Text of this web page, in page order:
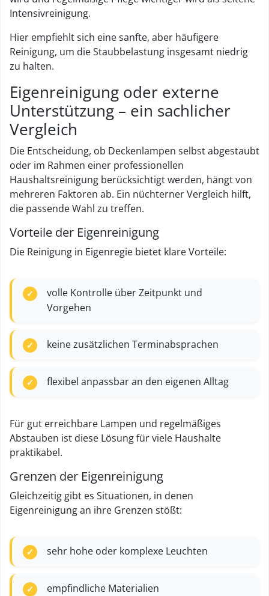
Intensivreinigung.
Hier empfiehlt sich eine sanfte, aber häufigere
Reinigung, um die Staubbelastung insgesamt niedrig
zu halten.
Eigenreinigung oder externe
Unterstützung – ein sachlicher
Vergleich
Die Entscheidung, ob Deckenlampen selbst abgestaubt
oder im Rahmen einer professionellen
Haushaltsreinigung berücksichtigt werden, hängt von
mehreren Faktoren ab. Ein nüchterner Vergleich hilft,
die passende Wahl zu treffen.
Vorteile der Eigenreinigung
Die Reinigung in Eigenregie bietet klare Vorteile:
volle Kontrolle über Zeitpunkt und
Vorgehen
keine zusätzlichen Terminabsprachen
flexibel anpassbar an den eigenen Alltag
Für gut erreichbare Lampen und regelmäßiges
Abstauben ist diese Lösung für viele Haushalte
praktikabel.
Grenzen der Eigenreinigung
Gleichzeitig gibt es Situationen, in denen
Eigenreinigung an ihre Grenzen stößt:
sehr hohe oder komplexe Leuchten
empfindliche Materialien